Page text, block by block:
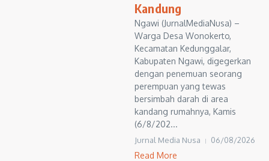
Kandung
Ngawi (JurnalMediaNusa) –
Warga Desa Wonokerto,
Kecamatan Kedunggalar,
Kabupaten Ngawi, digegerkan
dengan penemuan seorang
perempuan yang tewas
bersimbah darah di area
kandang rumahnya, Kamis
(6/8/202...
Jurnal Media Nusa 06/08/2026
Read More